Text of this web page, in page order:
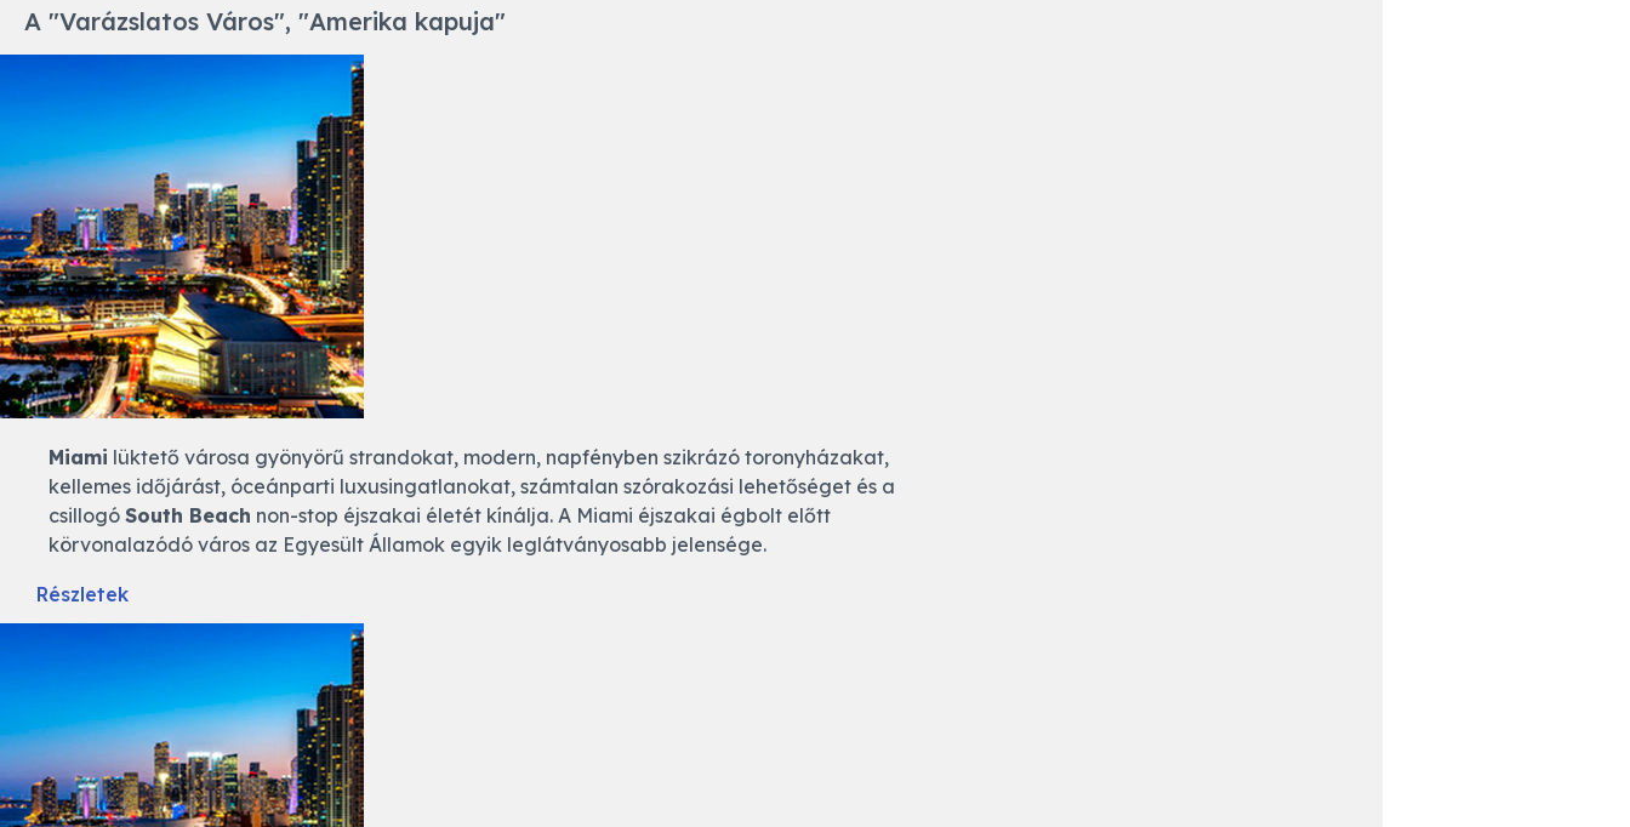
A "Varázslatos Város", "Amerika kapuja"
Miami lüktető városa gyönyörű strandokat, modern, napfényben szikrázó toronyházakat,
kellemes időjárást, óceánparti luxusingatlanokat, számtalan szórakozási lehetőséget és a
csillogó South Beach non-stop éjszakai életét kínálja. A Miami éjszakai égbolt előtt
körvonalazódó város az Egyesült Államok egyik leglátványosabb jelensége.
Részletek